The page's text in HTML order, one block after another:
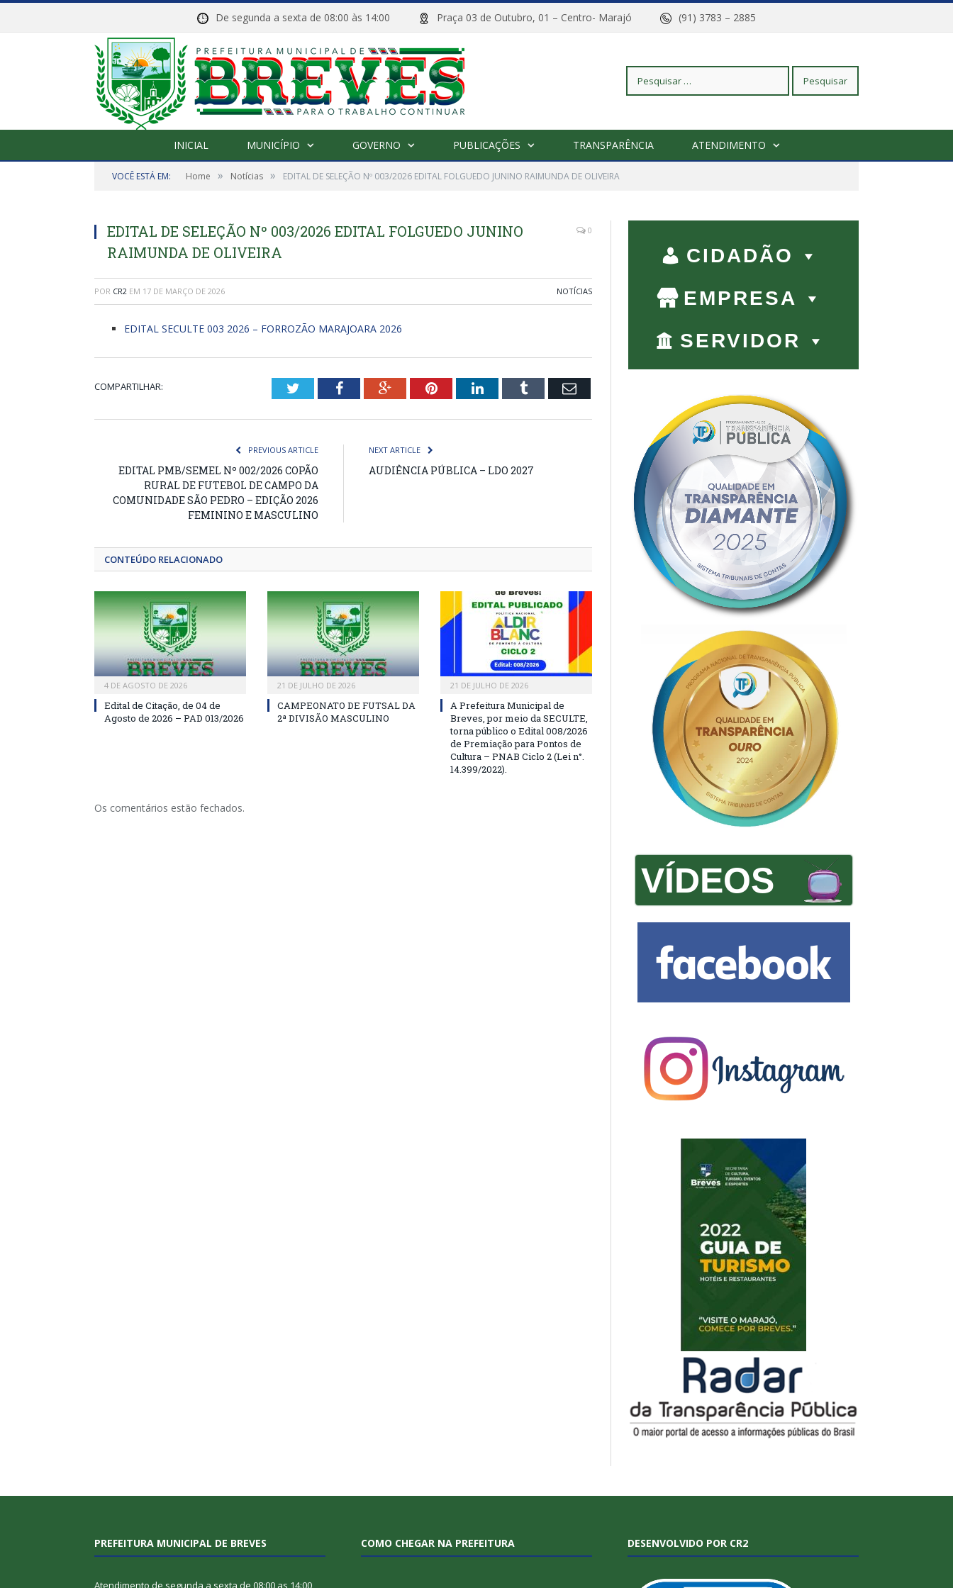
De segunda a sexta de 08:00 às 14:00 Praça 03 de Outubro, 01 – Centro- Marajó (91) 3783 – 2885
Pesquisar
INICIAL MUNICÍPIO GOVERNO PUBLICAÇÕES TRANSPARÊNCIA ATENDIMENTO
VOCÊ ESTÁ EM: Home » Notícias » EDITAL DE SELEÇÃO Nº 003/2026 EDITAL FOLGUEDO JUNINO RAIMUNDA DE OLIVEIRA
EDITAL DE SELEÇÃO Nº 003/2026 EDITAL FOLGUEDO JUNINO
RAIMUNDA DE OLIVEIRA
0
POR CR2 EM 17 DE MARÇO DE 2026 NOTÍCIAS
EDITAL SECULTE 003 2026 – FORROZÃO MARAJOARA 2026
COMPARTILHAR: TwitterFacebookGoogle+PinterestLinkedInTumblr Email
PREVIOUS ARTICLE
EDITAL PMB/SEMEL Nº 002/2026 COPÃO
RURAL DE FUTEBOL DE CAMPO DA
COMUNIDADE SÃO PEDRO – EDIÇÃO 2026
FEMININO E MASCULINO
NEXT ARTICLE
AUDIÊNCIA PÚBLICA – LDO 2027
CONTEÚDO RELACIONADO
4 DE AGOSTO DE 2026
Edital de Citação, de 04 de
Agosto de 2026 – PAD 013/2026
21 DE JULHO DE 2026
CAMPEONATO DE FUTSAL DA
2ª DIVISÃO MASCULINO
21 DE JULHO DE 2026
A Prefeitura Municipal de
Breves, por meio da SECULTE,
torna público o Edital 008/2026
de Premiação para Pontos de
Cultura – PNAB Ciclo 2 (Lei n°.
14.399/2022).
Os comentários estão fechados.
CIDADÃO
EMPRESA
SERVIDOR
VÍDEOS
PREFEITURA MUNICIPAL DE BREVES COMO CHEGAR NA PREFEITURA DESENVOLVIDO POR CR2